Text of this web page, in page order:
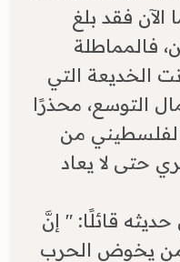
ألفًا، أما الآن فقد بلغ
فالمماطلة
الخديعة التي
التوسع، محذرًا
من
حتى لا يعاد
قائلًا: " إنَّ
يخوض الحرب